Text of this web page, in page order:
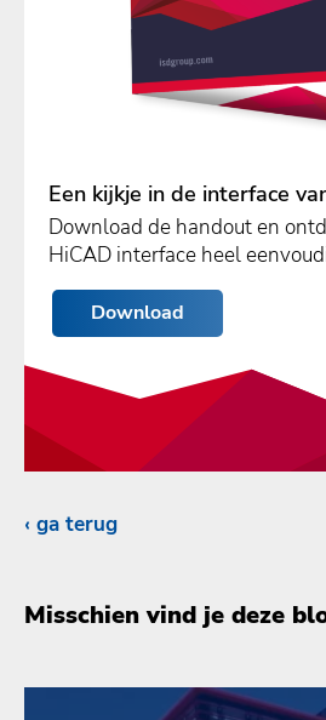
Een kijkje in de interface
Download de handout en
HiCAD interface heel
Download
ga terug
Misschien vind je deze